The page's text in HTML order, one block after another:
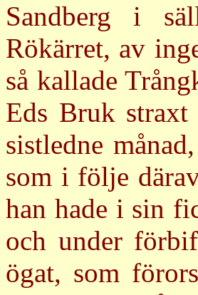
Sandberg i
Rökärret, av
så kallade
Eds Bruk straxt
sistledne
som i följe
han hade i sin
och under
ögat, som